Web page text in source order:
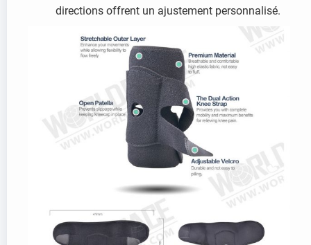
directions offrent un ajustement personnalisé.